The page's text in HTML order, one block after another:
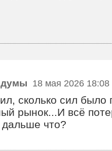
18 мая 2026 18:08
сколько сил
рынок...И всё
что?